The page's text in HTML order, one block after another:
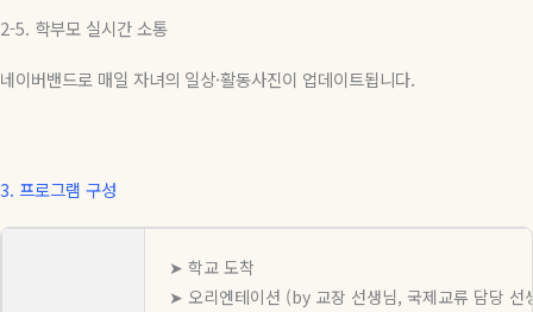
2-5. 학부모 실시간 소통
네이버밴드로 매일 자녀의 일상·활동사진이 업데이트됩니다.
3. 프로그램 구성
➤ 학교 도착
➤ 오리엔테이션 (by 교장 선생님, 국제교류 담당 선